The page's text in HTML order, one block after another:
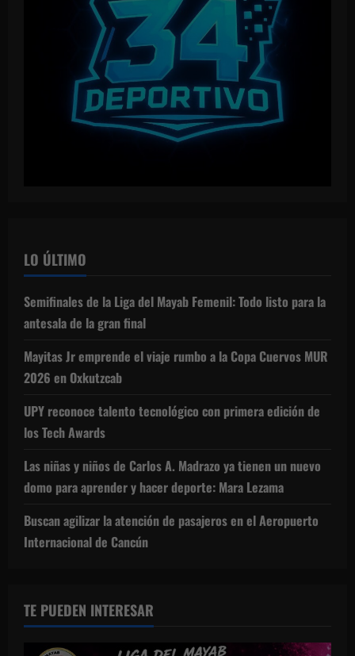
LO ÚLTIMO
Semifinales de la Liga del Mayab Femenil: Todo listo para la
antesala de la gran final
Mayitas Jr emprende el viaje rumbo a la Copa Cuervos MUR
2026 en Oxkutzcab
UPY reconoce talento tecnológico con primera edición de
los Tech Awards
Las niñas y niños de Carlos A. Madrazo ya tienen un nuevo
domo para aprender y hacer deporte: Mara Lezama
Buscan agilizar la atención de pasajeros en el Aeropuerto
Internacional de Cancún
TE PUEDEN INTERESAR